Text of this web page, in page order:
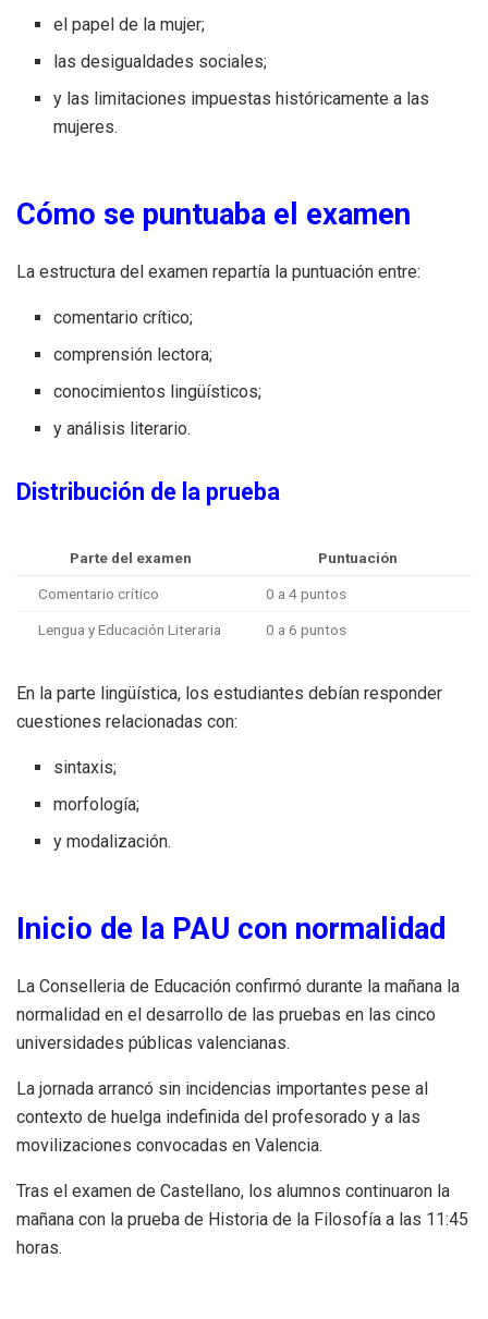
el papel de la mujer;
las desigualdades sociales;
y las limitaciones impuestas históricamente a las
mujeres.
Cómo se puntuaba el examen
La estructura del examen repartía la puntuación entre:
comentario crítico;
comprensión lectora;
conocimientos lingüísticos;
y análisis literario.
Distribución de la prueba
Parte del examen Puntuación
Comentario crítico 0 a 4 puntos
Lengua y Educación Literaria 0 a 6 puntos
En la parte lingüística, los estudiantes debían responder
cuestiones relacionadas con:
sintaxis;
morfología;
y modalización.
Inicio de la PAU con normalidad
La Conselleria de Educación confirmó durante la mañana la
normalidad en el desarrollo de las pruebas en las cinco
universidades públicas valencianas.
La jornada arrancó sin incidencias importantes pese al
contexto de huelga indefinida del profesorado y a las
movilizaciones convocadas en Valencia.
Tras el examen de Castellano, los alumnos continuaron la
mañana con la prueba de Historia de la Filosofía a las 11:45
horas.